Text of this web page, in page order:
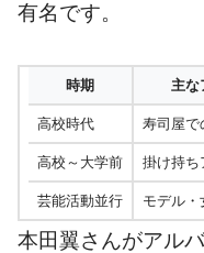
有名です。
時期 主な
高校時代 寿司屋で
高校～大学前 掛け持ち
芸能活動並行 モデル・
本田翼さんがアル